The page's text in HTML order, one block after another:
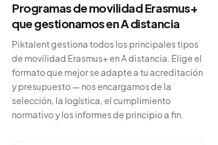
Programas de movilidad Erasmus+
que gestionamos en A distancia
Piktalent gestiona todos los principales tipos
de movilidad Erasmus+ en A distancia. Elige el
formato que mejor se adapte a tu acreditación
y presupuesto — nos encargamos de la
selección, la logística, el cumplimiento
normativo y los informes de principio a fin.